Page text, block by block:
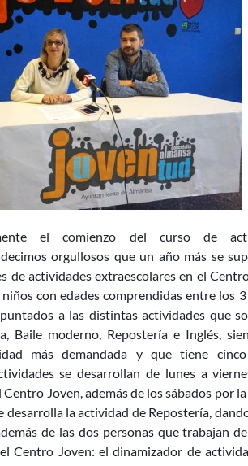
el comienzo del curso de
orgullosos que un año más se
de actividades extraescolares en el
con edades comprendidas entre los
a las distintas actividades que
Baile moderno, Repostería e Inglés,
más demandada y que tiene
se desarrollan de lunes a
Joven, además de los sábados por
desarrolla la actividad de Repostería,
de las dos personas que trabajan
Centro Joven: el dinamizador de